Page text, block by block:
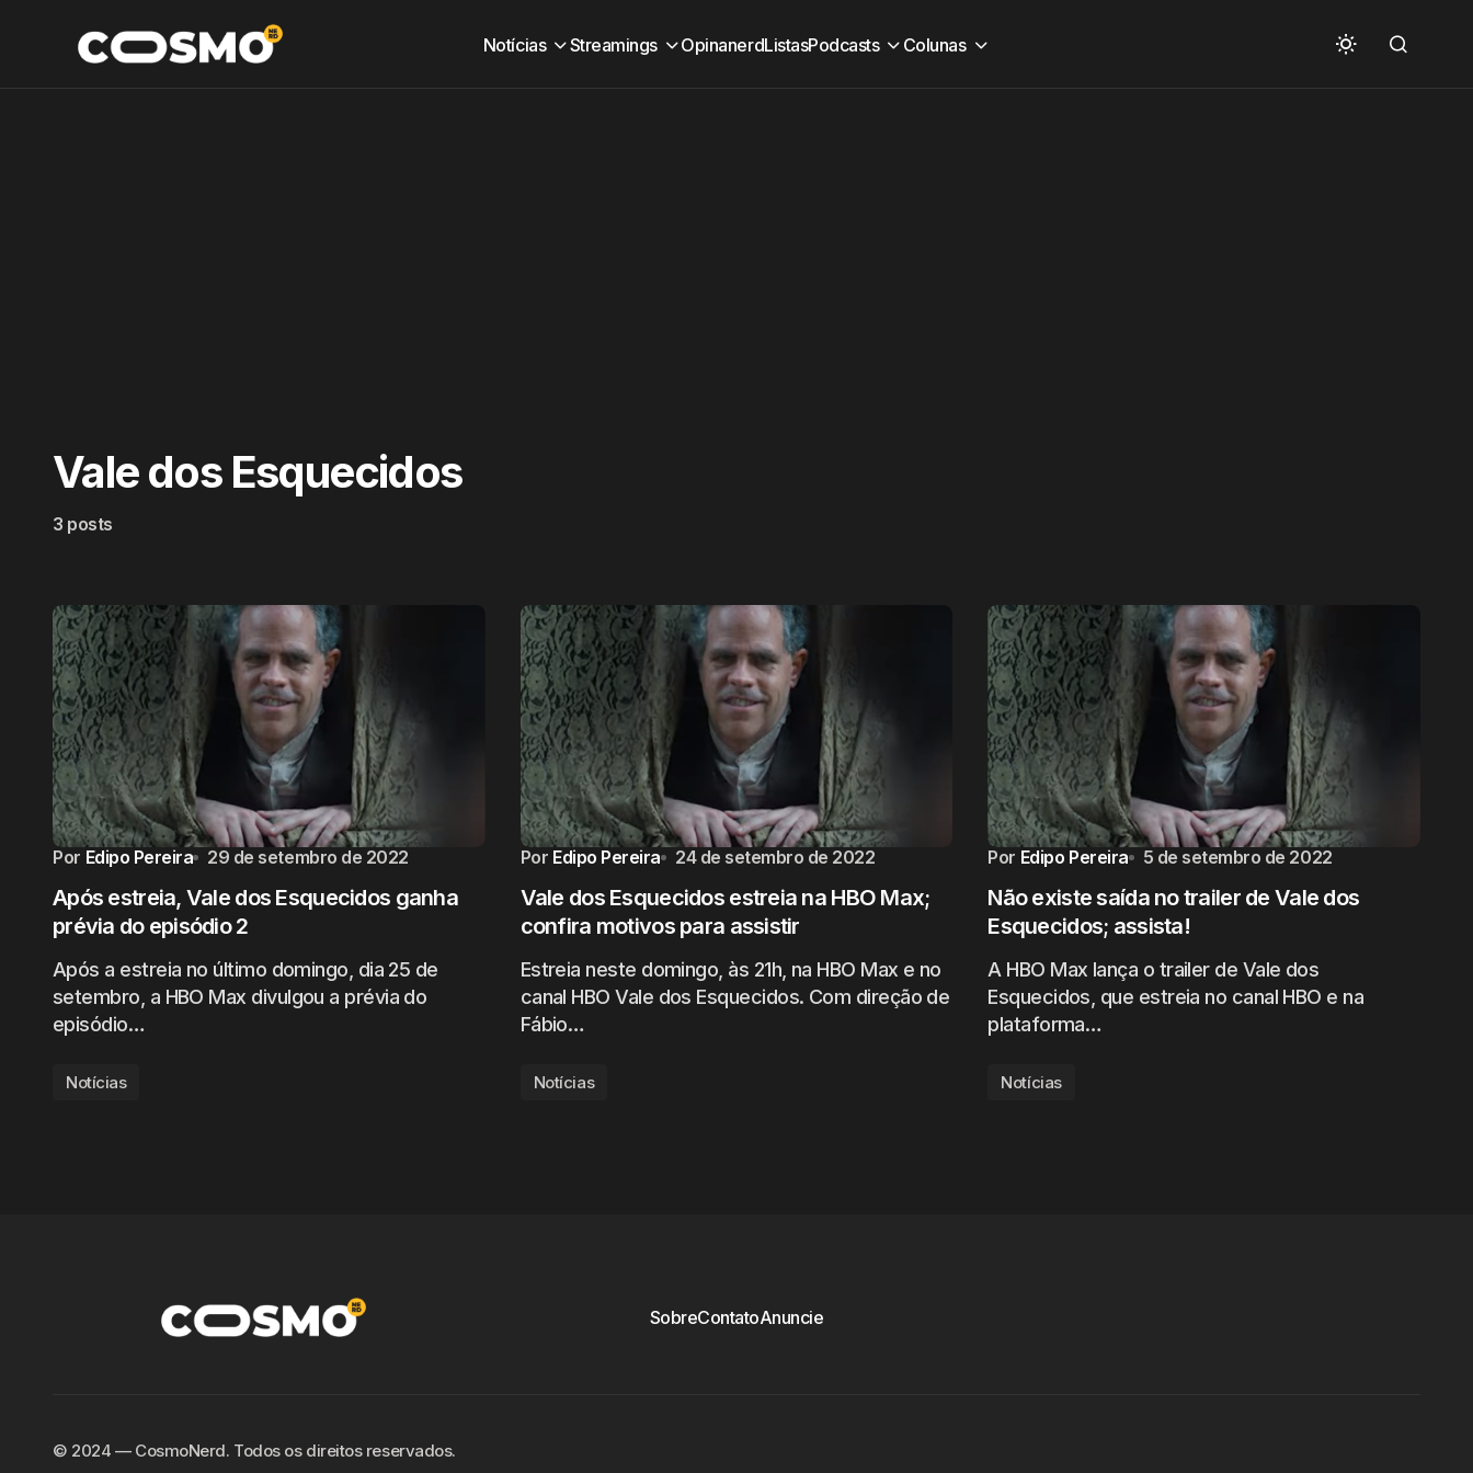
Notícias Streamings OpinanerdListasPodcasts Colunas
Vale dos Esquecidos
3 posts
Por Edipo Pereira 29 de setembro de 2022
Após estreia, Vale dos Esquecidos ganha
prévia do episódio 2
Após a estreia no último domingo, dia 25 de
setembro, a HBO Max divulgou a prévia do
episódio…
Notícias
Por Edipo Pereira 24 de setembro de 2022
Vale dos Esquecidos estreia na HBO Max;
confira motivos para assistir
Estreia neste domingo, às 21h, na HBO Max e no
canal HBO Vale dos Esquecidos. Com direção de
Fábio…
Notícias
Por Edipo Pereira 5 de setembro de 2022
Não existe saída no trailer de Vale dos
Esquecidos; assista!
A HBO Max lança o trailer de Vale dos
Esquecidos, que estreia no canal HBO e na
plataforma…
Notícias
SobreContatoAnuncie
©️ 2024 — CosmoNerd. Todos os direitos reservados.